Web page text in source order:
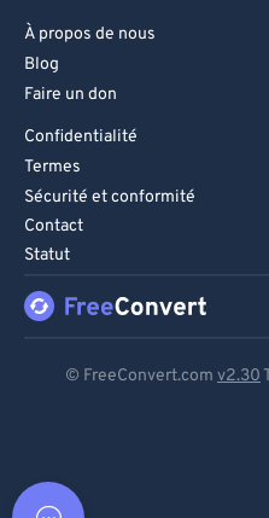
À propos de nous
Blog
Faire un don
Confidentialité
Termes
Sécurité et conformité
Contact
Statut
© FreeConvert.com v2.30